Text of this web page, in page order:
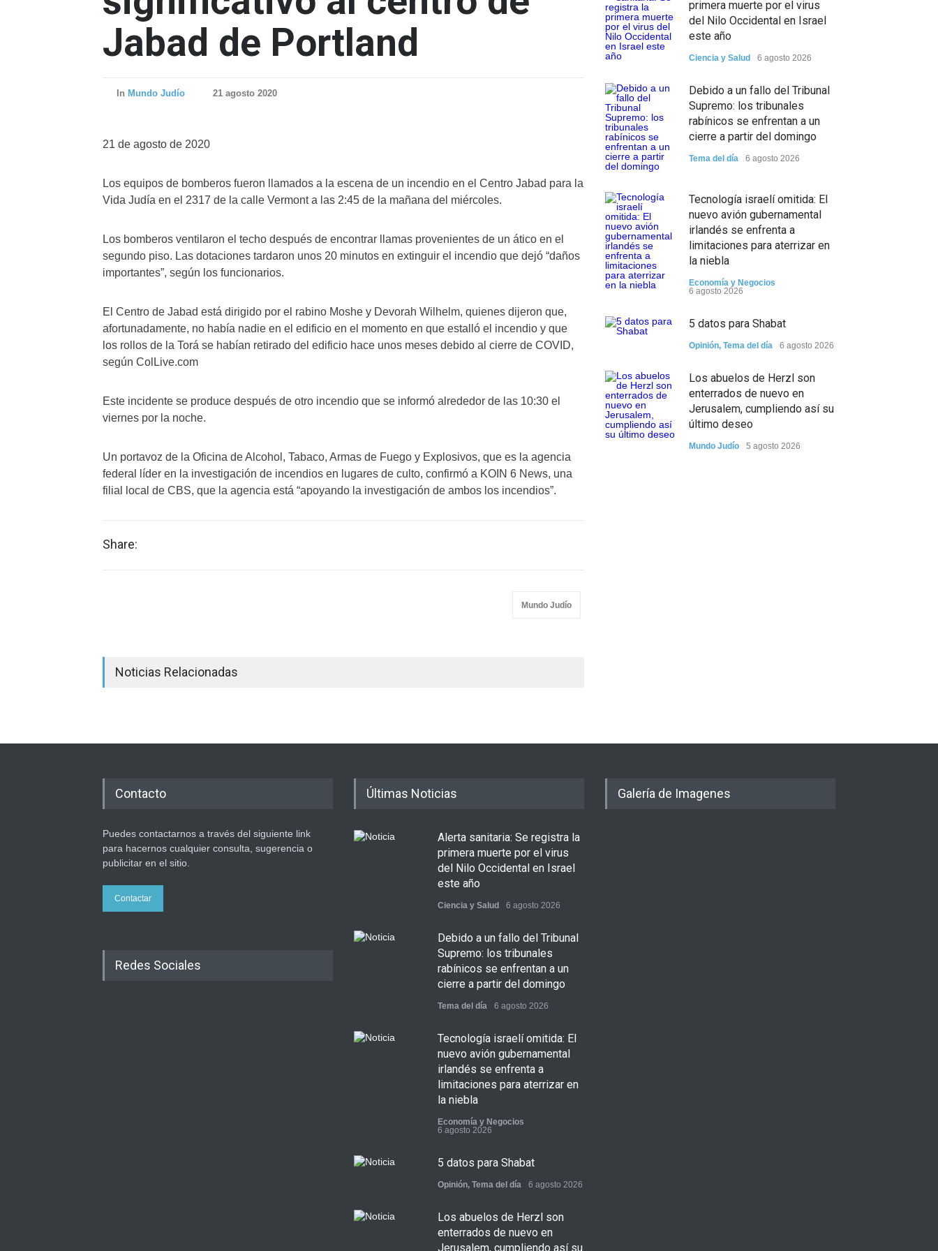
Jabad de Portland
In Mundo Judío 21 agosto 2020
21 de agosto de 2020
Los equipos de bomberos fueron llamados a la escena de un incendio en el Centro Jabad para la
Vida Judía en el 2317 de la calle Vermont a las 2:45 de la mañana del miércoles.
Los bomberos ventilaron el techo después de encontrar llamas provenientes de un ático en el
segundo piso. Las dotaciones tardaron unos 20 minutos en extinguir el incendio que dejó “daños
importantes”, según los funcionarios.
El Centro de Jabad está dirigido por el rabino Moshe y Devorah Wilhelm, quienes dijeron que,
afortunadamente, no había nadie en el edificio en el momento en que estalló el incendio y que
los rollos de la Torá se habían retirado del edificio hace unos meses debido al cierre de COVID,
según ColLive.com
Este incidente se produce después de otro incendio que se informó alrededor de las 10:30 el
viernes por la noche.
Un portavoz de la Oficina de Alcohol, Tabaco, Armas de Fuego y Explosivos, que es la agencia
federal líder en la investigación de incendios en lugares de culto, confirmó a KOIN 6 News, una
filial local de CBS, que la agencia está “apoyando la investigación de ambos los incendios”.
Share:
Mundo Judío
Noticias Relacionadas
primera muerte por el virus
del Nilo Occidental en Israel
este año
Ciencia y Salud 6 agosto 2026
Debido a un fallo del Tribunal
Supremo: los tribunales
rabínicos se enfrentan a un
cierre a partir del domingo
Tema del día 6 agosto 2026
Tecnología israelí omitida: El
nuevo avión gubernamental
irlandés se enfrenta a
limitaciones para aterrizar en
la niebla
Economía y Negocios
6 agosto 2026
5 datos para Shabat
Opinión, Tema del día 6 agosto 2026
Los abuelos de Herzl son
enterrados de nuevo en
Jerusalem, cumpliendo así su
último deseo
Mundo Judío 5 agosto 2026
Contacto
Puedes contactarnos a través del siguiente link
para hacernos cualquier consulta, sugerencia o
publicitar en el sitio.
Contactar
Redes Sociales
Últimas Noticias
Alerta sanitaria: Se registra la
primera muerte por el virus
del Nilo Occidental en Israel
este año
Ciencia y Salud 6 agosto 2026
Debido a un fallo del Tribunal
Supremo: los tribunales
rabínicos se enfrentan a un
cierre a partir del domingo
Tema del día 6 agosto 2026
Tecnología israelí omitida: El
nuevo avión gubernamental
irlandés se enfrenta a
limitaciones para aterrizar en
la niebla
Economía y Negocios
6 agosto 2026
5 datos para Shabat
Opinión, Tema del día 6 agosto 2026
Los abuelos de Herzl son
enterrados de nuevo en
Jerusalem, cumpliendo así su
Galería de Imagenes